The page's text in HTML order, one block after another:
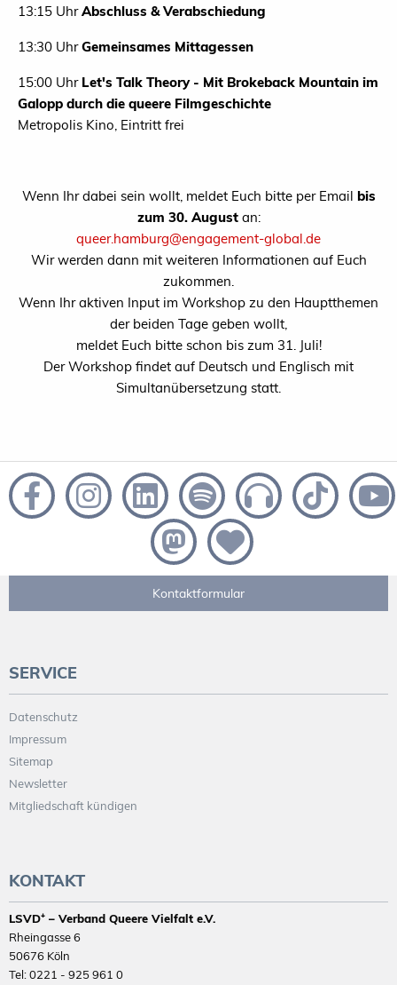
13:15 UhrAbschluss & Verabschiedung
13:30 UhrGemeinsames Mittagessen
15:00 Uhr Let's Talk Theory - Mit Brokeback Mountain im
Galopp durch die queere Filmgeschichte
Metropolis Kino, Eintritt frei
Wenn Ihr dabei sein wollt, meldet Euch bitte per Email bis
zum 30. Augustan:
queer.hamburg@engagement-global.de
Wir werden dann mit weiteren Informationen auf Euch
zukommen.
Wenn Ihr aktiven Input im Workshop zu den Hauptthemen
der beiden Tage geben wollt,
meldet Euch bitte schon bis zum 31. Juli!
Der Workshop findet auf Deutsch und Englisch mit
Simultanübersetzung statt.
Kontaktformular
SERVICE
Datenschutz
Impressum
Sitemap
Newsletter
Mitgliedschaft kündigen
KONTAKT
LSVD⁺ – Verband Queere Vielfalt e.V.
Rheingasse 6
50676 Köln
Tel: 0221 - 925 961 0